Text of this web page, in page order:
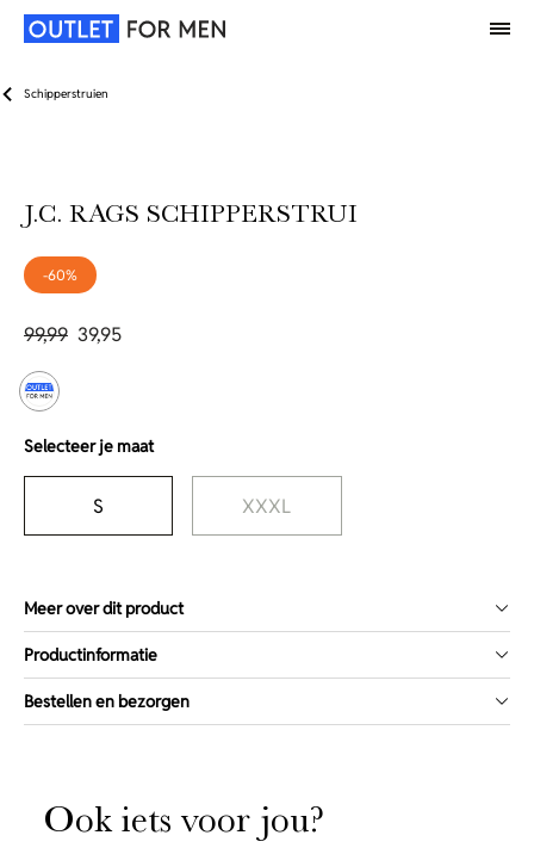
Schipperstruien
J.C. RAGS SCHIPPERSTRUI
-60%
99,99 39,95
Selecteer je maat
S XXXL
Meer over dit product
Productinformatie
Bestellen en bezorgen
Ook iets voor jou?